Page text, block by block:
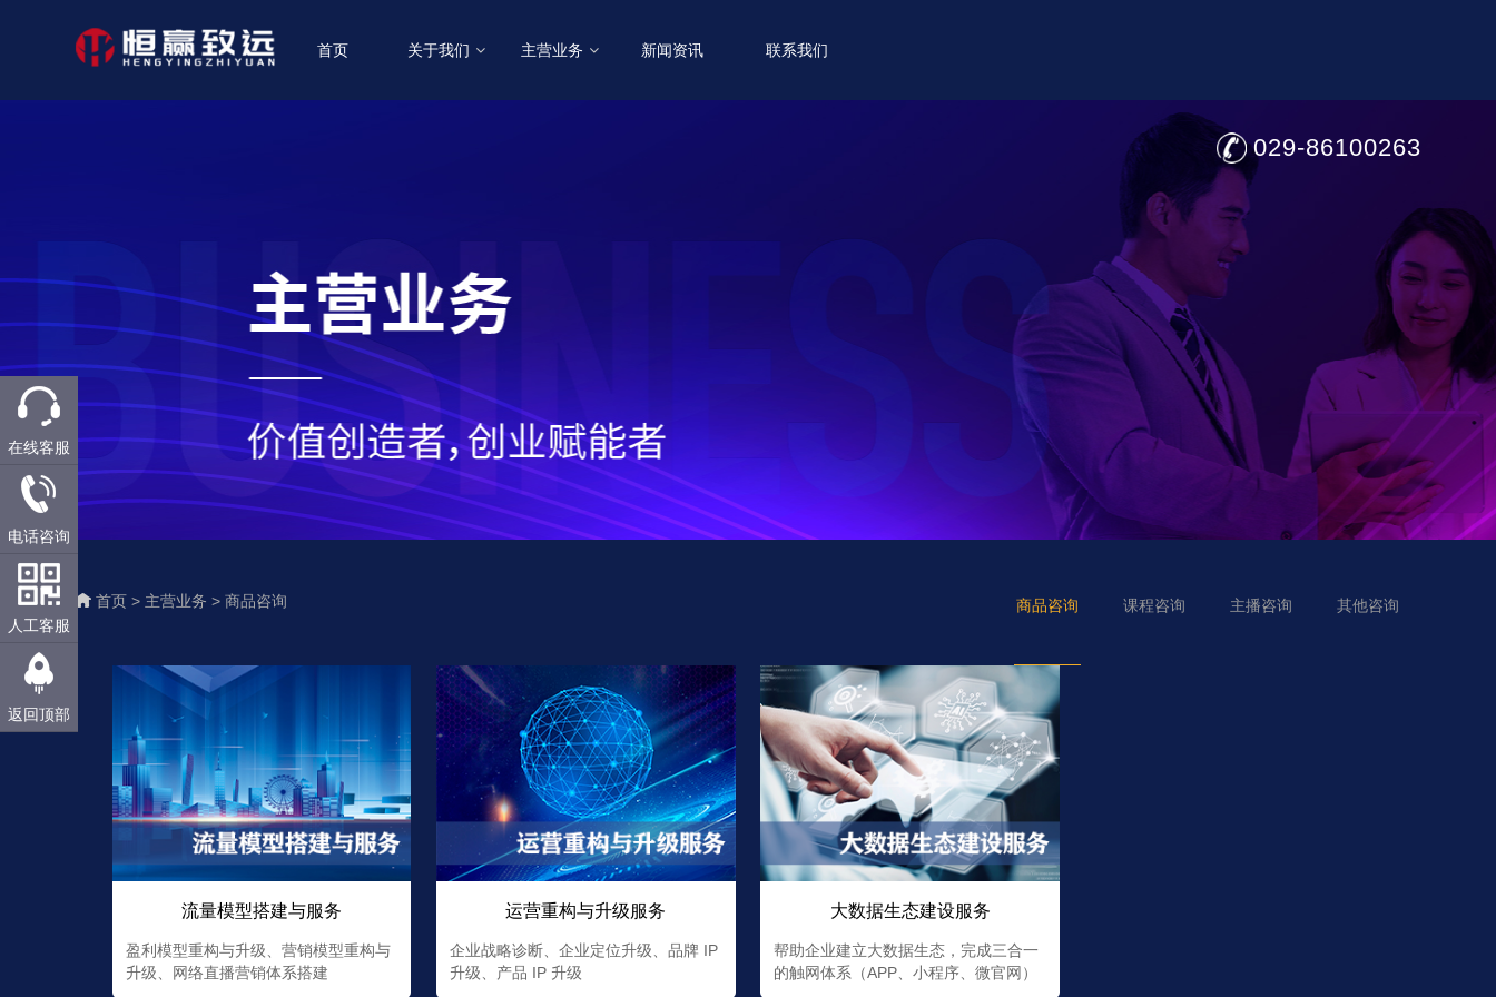
首页 关于我们 主营业务 新闻资讯 联系我们
029-86100263
首页 > 主营业务 >商品咨询 商品咨询 课程咨询 主播咨询 其他咨询
流量模型搭建与服务
盈利模型重构与升级、营销模型重构与
升级、网络直播营销体系搭建
运营重构与升级服务
企业战略诊断、企业定位升级、品牌 IP
升级、产品 IP 升级
大数据生态建设服务
帮助企业建立大数据生态，完成三合一
的触网体系（APP、小程序、微官网）
在线客服
电话咨询
人工客服
返回顶部